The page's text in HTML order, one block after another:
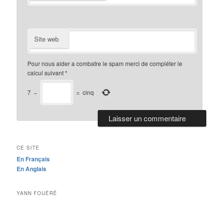
Site web
Pour nous aider a combatre le spam merci de compléter le
calcul suivant*
7 − = cinq
CE SITE
En Français
En Anglais
YANN FOUÉRÉ